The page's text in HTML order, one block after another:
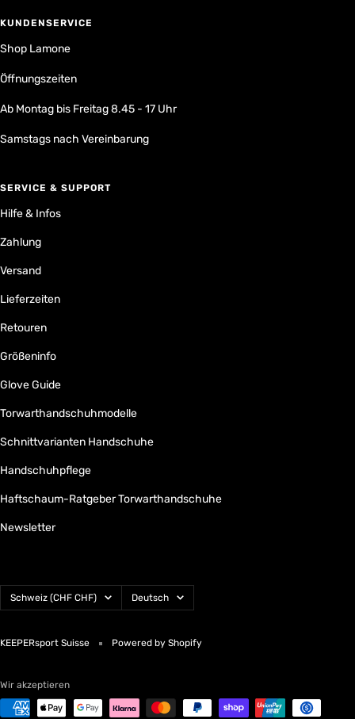
KUNDENSERVICE
Shop Lamone
Öffnungszeiten
Ab Montag bis Freitag 8.45 - 17 Uhr
Samstags nach Vereinbarung
SERVICE & SUPPORT
Hilfe & Infos
Zahlung
Versand
Lieferzeiten
Retouren
Größeninfo
Glove Guide
Torwarthandschuhmodelle
Schnittvarianten Handschuhe
Handschuhpflege
Haftschaum-Ratgeber Torwarthandschuhe
Newsletter
Land/Region
Schweiz (CHF CHF) Sprache
Deutsch
KEEPERsport Suisse Powered by Shopify
Wir akzeptieren